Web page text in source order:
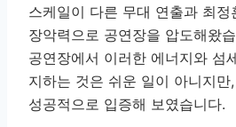
스케일이 다른 무대 연출과 최정
장악력으로 공연장을 압도해왔
공연장에서 이러한 에너지와 섬
지하는 것은 쉬운 일이 아니지
성공적으로 입증해 보였습니다.